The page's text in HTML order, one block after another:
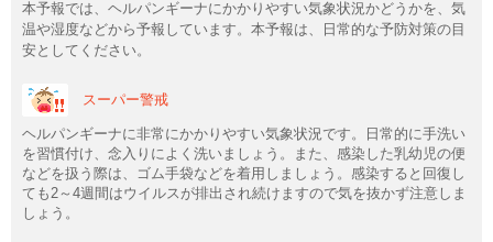
本予報では、ヘルパンギーナにかかりやすい気象状況かどうかを、気
温や湿度などから予報しています。本予報は、日常的な予防対策の目
安としてください。
スーパー警戒
ヘルパンギーナに非常にかかりやすい気象状況です。日常的に手洗い
を習慣付け、念入りによく洗いましょう。また、感染した乳幼児の便
などを扱う際は、ゴム手袋などを着用しましょう。感染すると回復し
ても2～4週間はウイルスが排出され続けますので気を抜かず注意しま
しょう。